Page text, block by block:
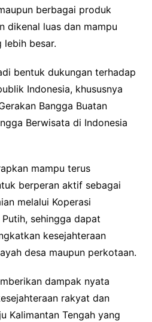
berbagai produk
dikenal luas dan mampu
lebih besar.
bentuk dukungan terhadap
Indonesia, khususnya
Bangga Buatan
Berwisata di Indonesia
mampu terus
berperan aktif sebagai
melalui Koperasi
sehingga dapat
kesejahteraan
desa maupun perkotaan.
dampak nyata
rakyat dan
Kalimantan Tengah yang